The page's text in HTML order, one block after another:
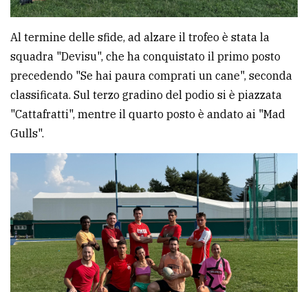
Al termine delle sfide, ad alzare il trofeo è stata la
squadra "Devisu", che ha conquistato il primo posto
precedendo "Se hai paura comprati un cane", seconda
classificata. Sul terzo gradino del podio si è piazzata
"Cattafratti", mentre il quarto posto è andato ai "Mad
Gulls".